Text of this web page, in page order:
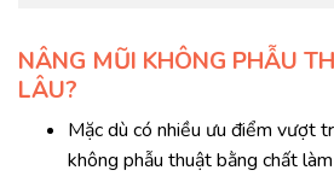
NÂNG MŨI KHÔNG PHẪU
LÂU?
Mặc dù có nhiều ưu điểm vượt
không phẫu thuật bằng chất